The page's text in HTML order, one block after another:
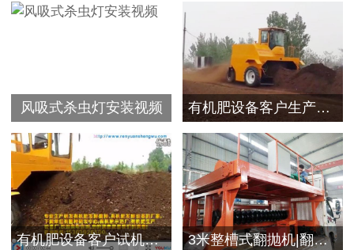
风吸式杀虫灯安装视频 有机肥设备客户生产视频
有机肥设备客户试机现场 3米整槽式翻抛机|翻堆机发往浙江客户